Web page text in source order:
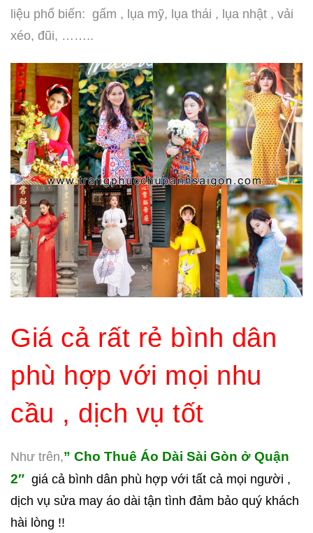
liệu phổ biến: gấm , lụa mỹ, lụa thái , lụa nhật , vải
xéo, đũi, ……..
Giá cả rất rẻ bình dân
phù hợp với mọi nhu
cầu , dịch vụ tốt
Như trên,” Cho Thuê Áo Dài Sài Gòn ở Quận
2″ giá cả bình dân phù hợp với tất cả mọi người ,
dịch vụ sửa may áo dài tận tình đảm bảo quý khách
hài lòng !!